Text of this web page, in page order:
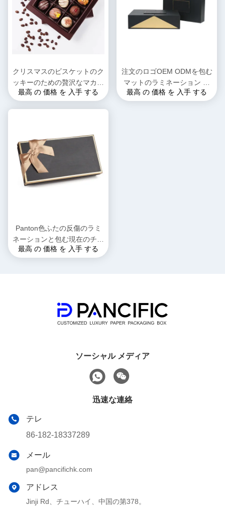
クリスマスのビスケットのク
ッキーのための贅沢なマカロ
ンのリボンの堅いボール紙の
最高 の 価格 を 入手 する
注文のロゴOEM ODMを包む
マットのラミネーション チ
ョコレート ギフト用の箱
最高 の 価格 を 入手 する
Panton色ふたの反傷のラミ
ネーションと包む現在のチョ
コレート ギフト用の箱
最高 の 価格 を 入手 する
ソーシャル メディア
迅速な連絡
テレ
86-182-18337289
メール
pan@pancifichk.com
アドレス
Jinji Rd、チューハイ、中国の第378。